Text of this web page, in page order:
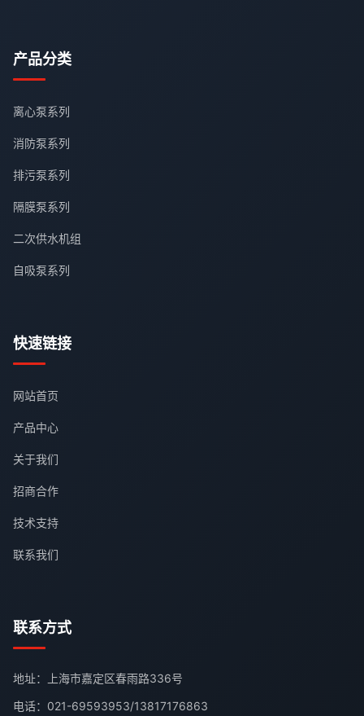
产品分类
离心泵系列
消防泵系列
排污泵系列
隔膜泵系列
二次供水机组
自吸泵系列
快速链接
网站首页
产品中心
关于我们
招商合作
技术支持
联系我们
联系方式
地址：上海市嘉定区春雨路336号
电话： 021-69593953/13817176863